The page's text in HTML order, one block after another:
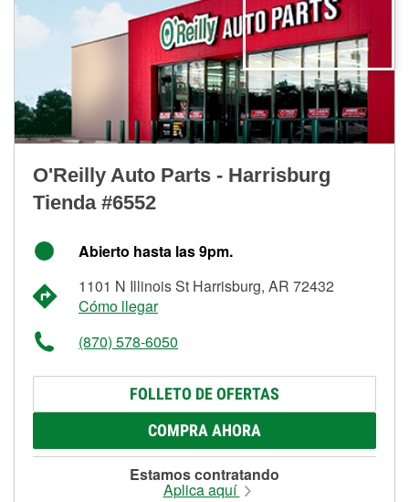
O'Reilly Auto Parts - Harrisburg
Tienda #6552
Abierto hasta las 9pm.
1101 N Illinois St Harrisburg, AR 72432
Cómo llegar
(870) 578-6050
FOLLETO DE OFERTAS
COMPRA AHORA
Estamos contratando
Aplica aquí